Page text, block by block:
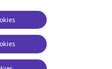
et
juridiques
FAQ